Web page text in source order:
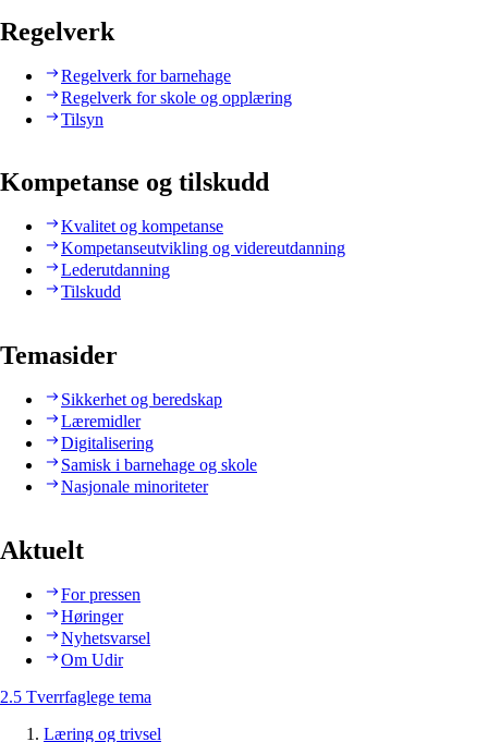
Regelverk
Regelverk for barnehage
Regelverk for skole og opplæring
Tilsyn
Kompetanse og tilskudd
Kvalitet og kompetanse
Kompetanseutvikling og videreutdanning
Lederutdanning
Tilskudd
Temasider
Sikkerhet og beredskap
Læremidler
Digitalisering
Samisk i barnehage og skole
Nasjonale minoriteter
Aktuelt
For pressen
Høringer
Nyhetsvarsel
Om Udir
2.5 Tverrfaglege tema
Læring og trivsel